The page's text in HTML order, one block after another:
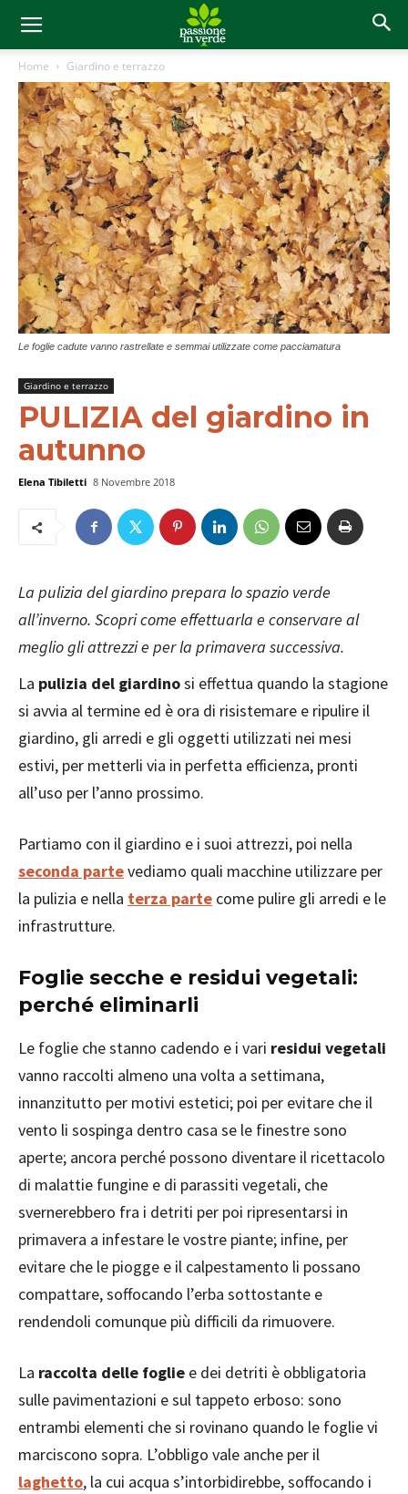
Home Giardino e terrazzo
Le foglie cadute vanno rastrellate e semmai utilizzate come pacciamatura
Giardino e terrazzo
PULIZIA del giardino in
autunno
Elena Tibiletti 8 Novembre 2018
La pulizia del giardino prepara lo spazio verde
all’inverno. Scopri come effettuarla e conservare al
meglio gli attrezzi e per la primavera successiva.
La pulizia del giardinosi effettua quando la stagione
si avvia al termine ed è ora di risistemare e ripulire il
giardino, gli arredi e gli oggetti utilizzati nei mesi
estivi, per metterli via in perfetta efficienza, pronti
all’uso per l’anno prossimo.
Partiamo con il giardino e i suoi attrezzi, poi nella
seconda partevediamo quali macchine utilizzare per
la pulizia e nella terza parte come pulire gli arredi e le
infrastrutture.
Foglie secche e residui vegetali:
perché eliminarli
Le foglie che stanno cadendo e i vari residui vegetali
vanno raccolti almeno una volta a settimana,
innanzitutto per motivi estetici; poi per evitare che il
vento li sospinga dentro casa se le finestre sono
aperte; ancora perché possono diventare il ricettacolo
di malattie fungine e di parassiti vegetali, che
svernerebbero fra i detriti per poi ripresentarsi in
primavera a infestare le vostre piante; infine, per
evitare che le piogge e il calpestamento li possano
compattare, soffocando l’erba sottostante e
rendendoli comunque più difficili da rimuovere.
La raccolta delle foglie e dei detriti è obbligatoria
sulle pavimentazioni e sul tappeto erboso: sono
entrambi elementi che si rovinano quando le foglie vi
marciscono sopra. L’obbligo vale anche per il
laghetto, la cui acqua s’intorbidirebbe, soffocando i